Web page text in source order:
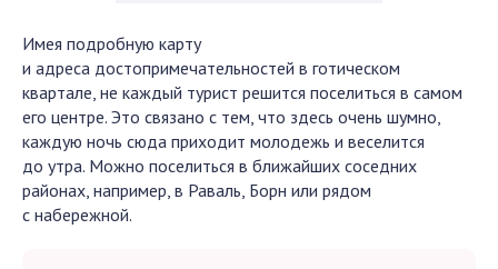
Имея подробную карту
и адреса достопримечательностей в готическом
квартале, не каждый турист решится поселиться в самом
его центре. Это связано с тем, что здесь очень шумно,
каждую ночь сюда приходит молодежь и веселится
до утра. Можно поселиться в ближайших соседних
районах, например, в Раваль, Борн или рядом
с набережной.